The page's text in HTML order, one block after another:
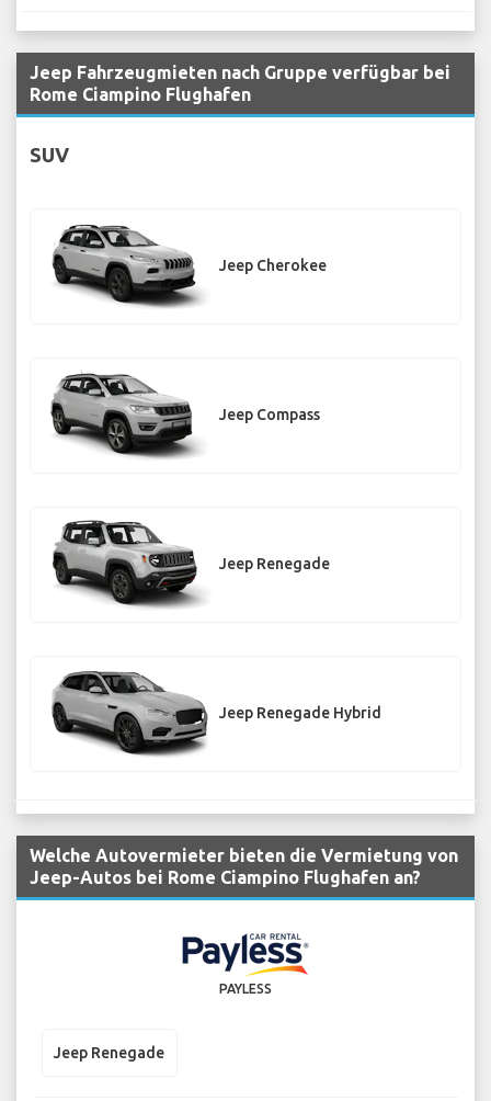
Jeep Fahrzeugmieten nach Gruppe verfügbar bei
Rome Ciampino Flughafen
SUV
Jeep Cherokee
Jeep Compass
Jeep Renegade
Jeep Renegade Hybrid
Welche Autovermieter bieten die Vermietung von
Jeep-Autos bei Rome Ciampino Flughafen an?
PAYLESS
Jeep Renegade